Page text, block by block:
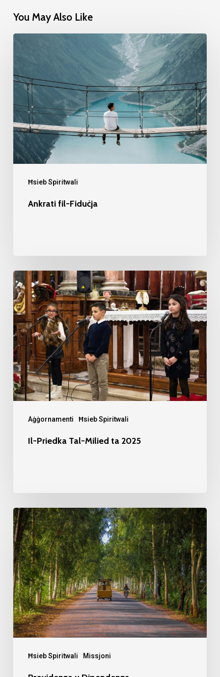
You May Also Like
Ħsieb Spiritwali
Ankrati
Fiduċja
Ankrati fil-Fiduċja
Aġġornamenti Ħsieb Spiritwali
Il-
Priedka
Tal-
Milied
ta
2025
Il-Priedka Tal-Milied ta 2025
Ħsieb Spiritwali Missjoni
Providenza
u
Dipendenza